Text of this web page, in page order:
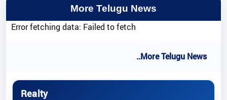
More Telugu News
Error fetching data: Failed to fetch
..More Telugu News
Realty